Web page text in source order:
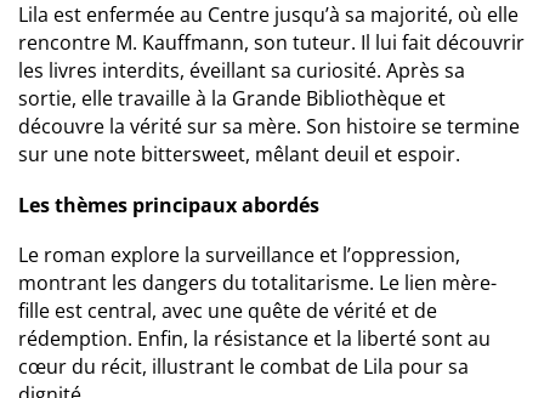
Lila est enfermée au Centre jusqu’à sa majorité, où elle
rencontre M. Kauffmann, son tuteur. Il lui fait découvrir
les livres interdits, éveillant sa curiosité. Après sa
sortie, elle travaille à la Grande Bibliothèque et
découvre la vérité sur sa mère. Son histoire se termine
sur une note bittersweet, mêlant deuil et espoir.
Les thèmes principaux abordés
Le roman explore la surveillance et l’oppression,
montrant les dangers du totalitarisme. Le lien mère-
fille est central, avec une quête de vérité et de
rédemption. Enfin, la résistance et la liberté sont au
cœur du récit, illustrant le combat de Lila pour sa